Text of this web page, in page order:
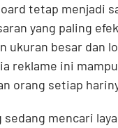
tetap menjadi
yang paling
ukuran besar dan
reklame ini
orang setiap
sedang mencari